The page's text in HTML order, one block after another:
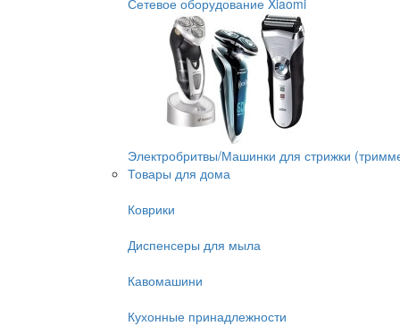
Сетевое оборудование Xiaomi
Электробритвы/Машинки для стрижки
Товары для дома
Коврики
Диспенсеры для мыла
Кавомашини
Кухонные принадлежности